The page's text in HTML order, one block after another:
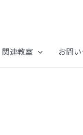
関連教室 お問